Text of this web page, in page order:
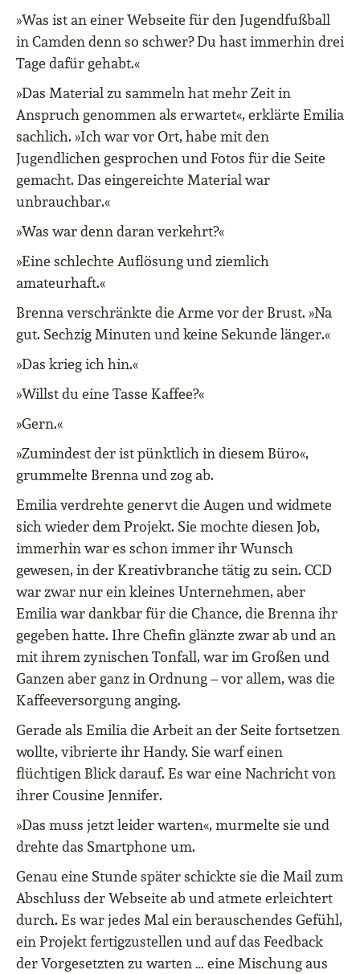
»Was ist an einer Webseite für den Jugendfußball
in Camden denn so schwer? Du hast immerhin drei
Tage dafür gehabt.«
»Das Material zu sammeln hat mehr Zeit in
Anspruch genommen als erwartet«, erklärte Emilia
sachlich. »Ich war vor Ort, habe mit den
Jugendlichen gesprochen und Fotos für die Seite
gemacht. Das eingereichte Material war
unbrauchbar.«
»Was war denn daran verkehrt?«
»Eine schlechte Auflösung und ziemlich
amateurhaft.«
Brenna verschränkte die Arme vor der Brust. »Na
gut. Sechzig Minuten und keine Sekunde länger.«
»Das krieg ich hin.«
»Willst du eine Tasse Kaffee?«
»Gern.«
»Zumindest der ist pünktlich in diesem Büro«,
grummelte Brenna und zog ab.
Emilia verdrehte genervt die Augen und widmete
sich wieder dem Projekt. Sie mochte diesen Job,
immerhin war es schon immer ihr Wunsch
gewesen, in der Kreativbranche tätig zu sein. CCD
war zwar nur ein kleines Unternehmen, aber
Emilia war dankbar für die Chance, die Brenna ihr
gegeben hatte. Ihre Chefin glänzte zwar ab und an
mit ihrem zynischen Tonfall, war im Großen und
Ganzen aber ganz in Ordnung – vor allem, was die
Kaffeeversorgung anging.
Gerade als Emilia die Arbeit an der Seite fortsetzen
wollte, vibrierte ihr Handy. Sie warf einen
flüchtigen Blick darauf. Es war eine Nachricht von
ihrer Cousine Jennifer.
»Das muss jetzt leider warten«, murmelte sie und
drehte das Smartphone um.
Genau eine Stunde später schickte sie die Mail zum
Abschluss der Webseite ab und atmete erleichtert
durch. Es war jedes Mal ein berauschendes Gefühl,
ein Projekt fertigzustellen und auf das Feedback
der Vorgesetzten zu warten … eine Mischung aus